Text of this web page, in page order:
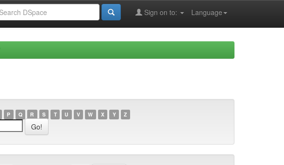
Language
Sign on to:
P Q R S T U V W X Y Z